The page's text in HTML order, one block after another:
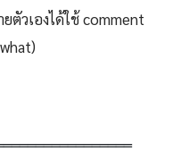
ตัวเองได้ใช้ comment